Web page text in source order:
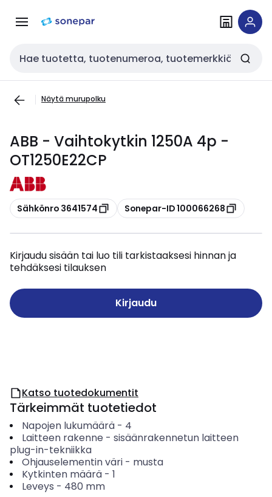
navigointiinsisältöön
Haku
Näytä murupolku
ABB - Vaihtokytkin 1250A 4p -
OT1250E22CP
Kopioi
Sähkönro 3641574 Kopioi
Sonepar-ID 100066268
Kirjaudu sisään tai luo tili tarkistaaksesi hinnan ja
tehdäksesi tilauksen
Kirjaudu
Katso tuotedokumentit
Tärkeimmät tuotetiedot
Napojen lukumäärä- 4
Laitteen rakenne - sisäänrakennetun laitteen
plug-in-tekniikka
Ohjauselementin väri- musta
Kytkinten määrä- 1
Leveys - 480 mm